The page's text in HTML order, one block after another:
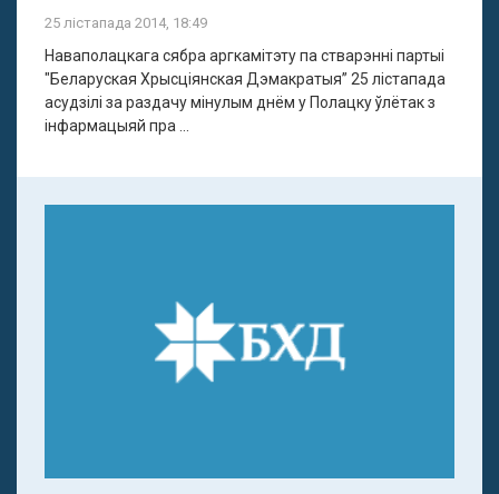
25 лістапада 2014, 18:49
Наваполацкага сябра аргкамітэту па стварэнні партыі
"Беларуская Хрысціянская Дэмакратыя” 25 лістапада
асудзілі за раздачу мінулым днём у Полацку ўлётак з
інфармацыяй пра ...